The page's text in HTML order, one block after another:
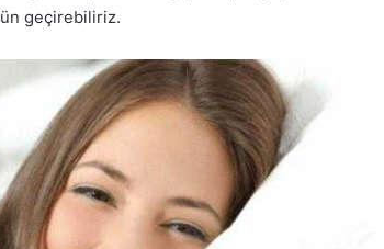
geçirebiliriz.